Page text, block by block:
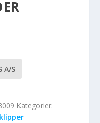
A/S
Kategorier: